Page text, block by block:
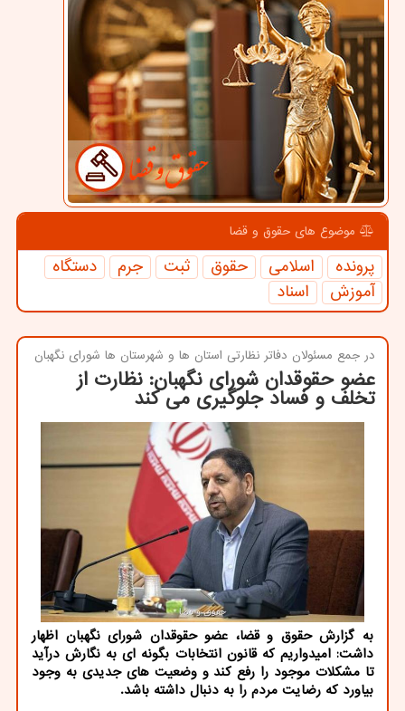
موضوع های حقوق و قضا
پرونده اسلامی حقوق ثبت جرم
دستگاه
آموزش
اسناد
در جمع مسئولان دفاتر نظارتی استان ها و شهرستان ها شورای نگهبان
عضو حقوقدان شورای نگهبان: نظارت از
تخلف و فساد جلوگیری می کند
به گزارش حقوق و قضا، عضو حقوقدان شورای نگهبان اظهار
داشت: امیدواریم که قانون انتخابات بگونه ای به نگارش درآید
تا مشکلات موجود را رفع کند و وضعیت های جدیدی به وجود
بیاورد که رضایت مردم را به دنبال داشته باشد.